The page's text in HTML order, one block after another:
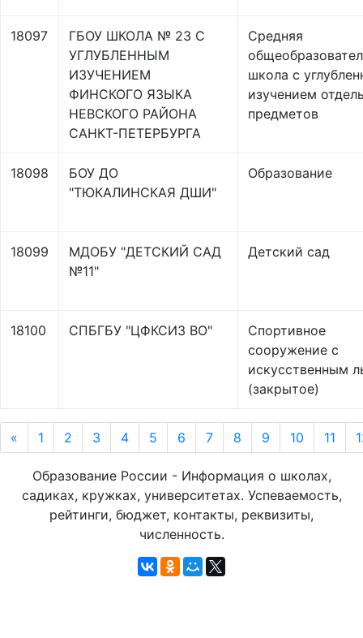
18097
ГБОУ ШКОЛА № 23 С
УГЛУБЛЕННЫМ
ИЗУЧЕНИЕМ
ФИНСКОГО ЯЗЫКА
НЕВСКОГО РАЙОНА
САНКТ-ПЕТЕРБУРГА
Средняя
школа с
изучением
предметов
18098
БОУ ДО
"ТЮКАЛИНСКАЯ ДШИ"
Образование
18099
МДОБУ "ДЕТСКИЙ САД
№11"
Детский сад
18100 СПБГБУ "ЦФКСИЗ ВО"
Спортивное
сооружение с
искусственным
(закрытое)
« 1 2 3 4 5 6 7 8 9 10 11
Образование России - Информация о школах,
садиках, кружках, университетах. Успеваемость,
рейтинги, бюджет, контакты, реквизиты,
численность.